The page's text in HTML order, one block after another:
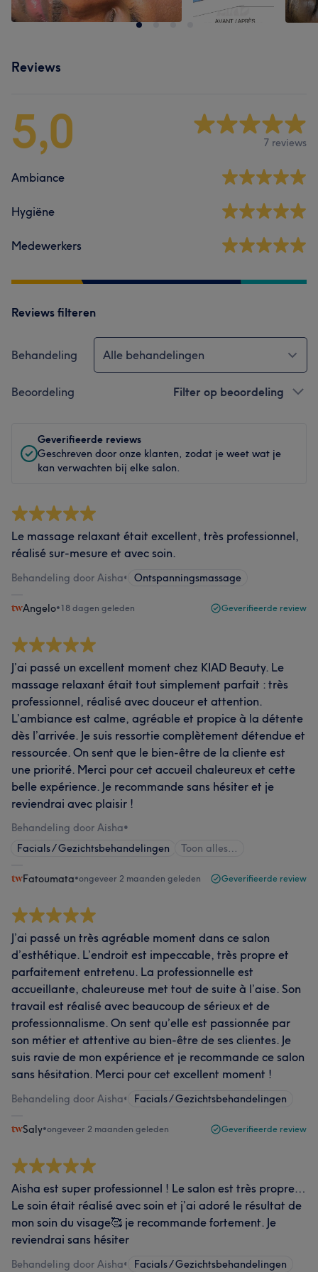
Reviews
5,0 7 reviews
Ambiance
Hygiëne
Medewerkers
Reviews filteren
Behandeling Alle behandelingen
Beoordeling Filter op beoordeling
Geverifieerde reviews
Geschreven door onze klanten, zodat je weet wat je
kan verwachten bij elke salon.
Le massage relaxant était excellent, très professionnel,
réalisé sur-mesure et avec soin.
Behandeling door Aisha• Ontspanningsmassage
Angelo•18 dagen geleden Geverifieerde review
J’ai passé un excellent moment chez KIAD Beauty. Le
massage relaxant était tout simplement parfait : très
professionnel, réalisé avec douceur et attention.
L’ambiance est calme, agréable et propice à la détente
dès l’arrivée. Je suis ressortie complètement détendue et
ressourcée. On sent que le bien-être de la cliente est
une priorité. Merci pour cet accueil chaleureux et cette
belle expérience. Je recommande sans hésiter et je
reviendrai avec plaisir !
Behandeling door Aisha•
Facials / Gezichtsbehandelingen
Toon alles…
Fatoumata•ongeveer 2 maanden geleden Geverifieerde review
J’ai passé un très agréable moment dans ce salon
d’esthétique. L’endroit est impeccable, très propre et
parfaitement entretenu. La professionnelle est
accueillante, chaleureuse met tout de suite à l’aise. Son
travail est réalisé avec beaucoup de sérieux et de
professionnalisme. On sent qu’elle est passionnée par
son métier et attentive au bien-être de ses clientes. Je
suis ravie de mon expérience et je recommande ce salon
sans hésitation. Merci pour cet excellent moment !
Behandeling door Aisha• Facials / Gezichtsbehandelingen
Saly•ongeveer 2 maanden geleden Geverifieerde review
Aisha est super professionnel ! Le salon est très propre…
Le soin était réalisé avec soin et j’ai adoré le résultat de
mon soin du visage🥰 je recommande fortement. Je
reviendrai sans hésiter
Behandeling door Aisha• Facials / Gezichtsbehandelingen